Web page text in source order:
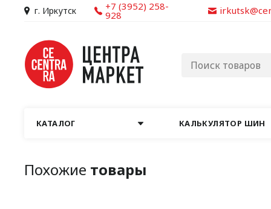
г. Иркутск +7 (3952) 258-
928
КАТАЛОГ КАЛЬКУЛЯТОР ШИН
Похожие товары